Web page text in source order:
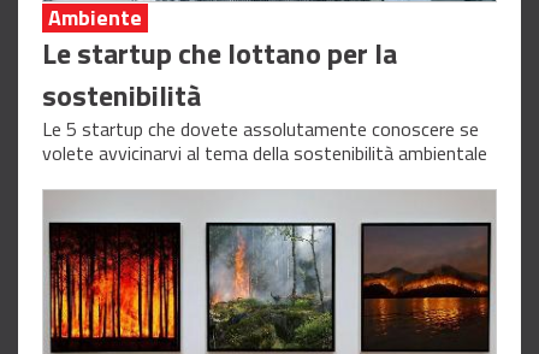
Ambiente
Le startup che lottano per la
sostenibilità
Le 5 startup che dovete assolutamente conoscere se
volete avvicinarvi al tema della sostenibilità ambientale